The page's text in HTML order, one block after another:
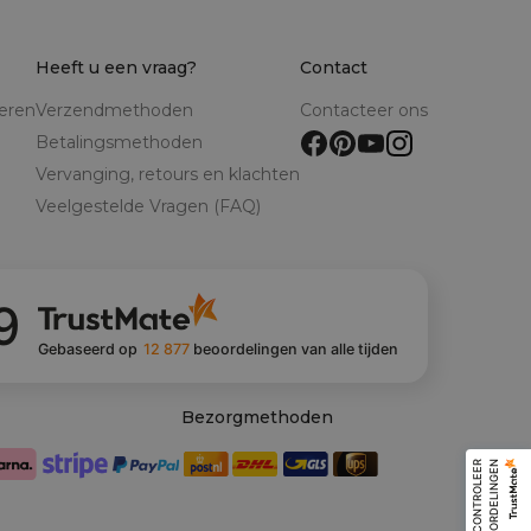
Heeft u een vraag?
Verzendmethoden
Betalingsmethoden
Vervanging, retours en klachten
Veelgestelde Vragen (FAQ)
Contact
Contacteer ons
Gebaseerd op 12 877 beoordelingenvan alle tijden
Bezorgmethoden
C
O
N
T
R
O
L
E
E
R
B
E
O
O
R
D
E
L
I
N
G
EN